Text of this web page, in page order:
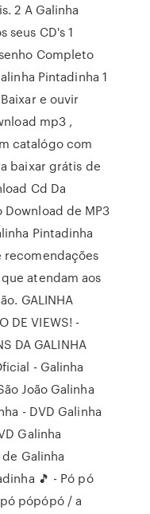
2 A Galinha
seus CD's 1
Completo
Pintadinha 1
e ouvir
mp3 ,
catalógo com
baixar grátis de
Cd Da
de MP3
Pintadinha
recomendações
atendam aos
GALINHA
DE VIEWS! -
DA GALINHA
- Galinha
João Galinha
- DVD Galinha
Galinha
Galinha
🎵 - Pó pó
pópópó / a